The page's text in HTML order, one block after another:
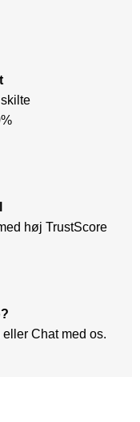
høj TrustScore
eller Chat med os.